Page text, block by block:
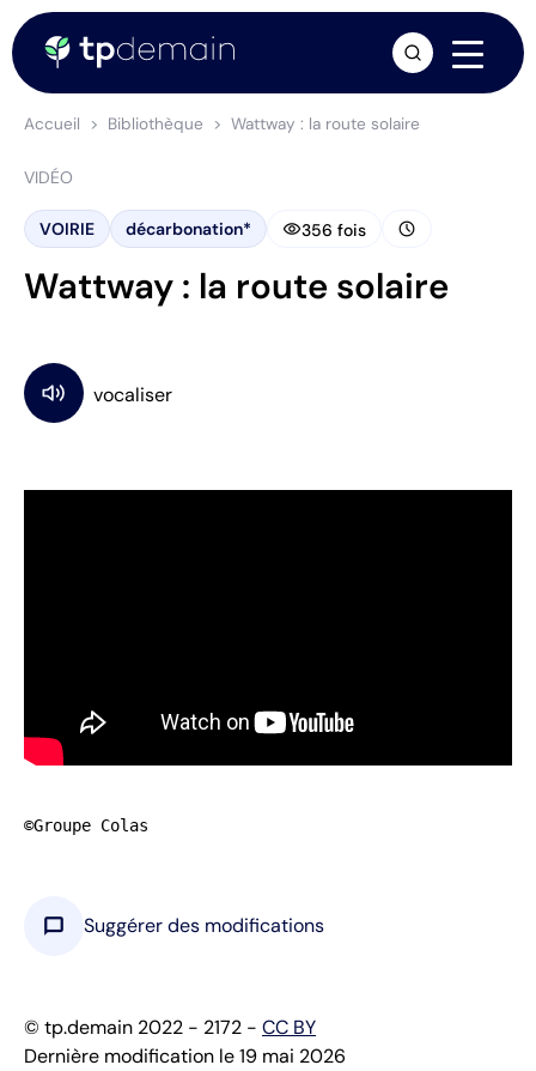
Accueil Bibliothèque Wattway : la route solaire
VIDÉO
VOIRIE décarbonation* visibility356 fois schedule
Wattway : la route solaire
©Groupe Colas
chat_bubble Suggérer des modifications
© tp.demain 2022 - 2172 - CC BY
Dernière modification le 19 mai 2026
arrow_forward